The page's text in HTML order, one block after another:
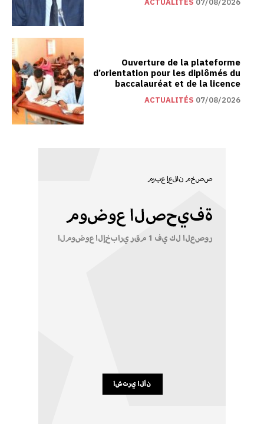
Ouverture de la plateforme
d’orientation pour les diplômés du
baccalauréat et de la licence
ACTUALITÉS 07/08/2026